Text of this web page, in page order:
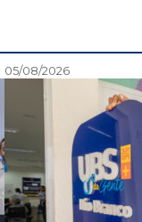
05/08/2026